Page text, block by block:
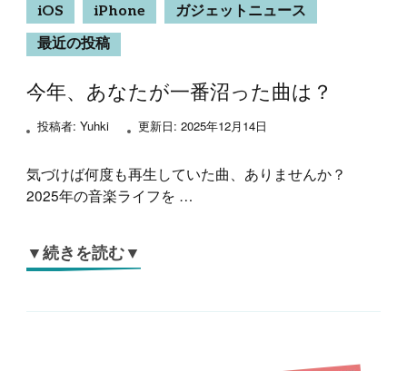
iOS iPhone
ガジェットニュース
最近の投稿
今年、あなたが一番沼った曲は？
投稿者: Yuhki 更新日: 2025年12月14日
気づけば何度も再生していた曲、ありませんか？
2025年の音楽ライフを …
▼続きを読む▼